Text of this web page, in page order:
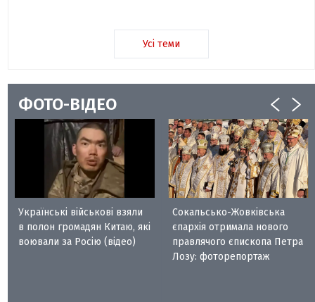
Усі теми
ФОТО-ВІДЕО
Українські військові взяли
в полон громадян Китаю, які
воювали за Росію (відео)
Сокальсько-Жовківська
єпархія отримала нового
правлячого єпископа Петра
Лозу: фоторепортаж